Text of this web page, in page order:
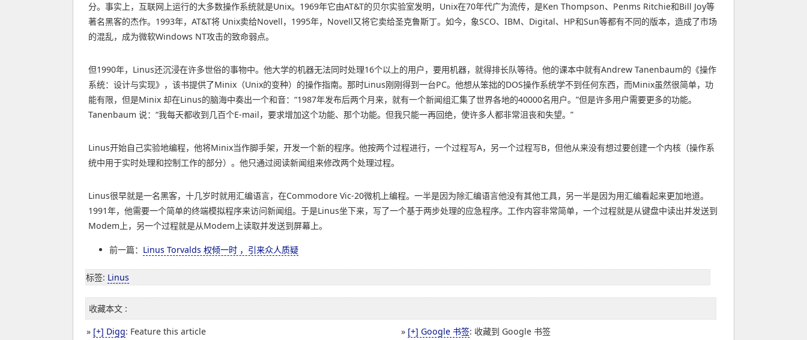
分。事实上，互联网上运行的大多数操作系统就是Unix。1969年它由AT&T的贝尔实验室发明，Unix在70年代广为流传，是Ken Thompson、Penms Ritchie和Bill Joy等
著名黑客的杰作。1993年，AT&T将 Unix卖给Novell，1995年，Novell又将它卖给圣克鲁斯丁。如今，象SCO、IBM、Digital、HP和Sun等都有不同的版本，造成了市场
的混乱，成为微软Windows NT攻击的致命弱点。
但1990年，Linus还沉浸在许多世俗的事物中。他大学的机器无法同时处理16个以上的用户，要用机器，就得排长队等待。他的课本中就有Andrew Tanenbaum的《操作
系统：设计与实现》，该书提供了Minix（Unix的变种）的操作指南。那时Linus刚刚得到一台PC。他想从笨拙的DOS操作系统学不到任何东西，而Minix虽然很简单，功
能有限，但是Minix 却在Linus的脑海中奏出一个和音：“1987年发布后两个月来，就有一个新闻组汇集了世界各地的40000名用户。”但是许多用户需要更多的功能。
Tanenbaum 说：“我每天都收到几百个E-mail，要求增加这个功能、那个功能。但我只能一再回绝，使许多人都非常沮丧和失望。”
Linus开始自己实验地编程，他将Minix当作脚手架，开发一个新的程序。他按两个过程进行，一个过程写A，另一个过程写B，但他从来没有想过要创建一个内核（操作系
统中用于实时处理和控制工作的部分）。他只通过阅读新闻组来修改两个处理过程。
Linus很早就是一名黑客，十几岁时就用汇编语言，在Commodore Vic-20微机上编程。一半是因为除汇编语言他没有其他工具，另一半是因为用汇编看起来更加地道。
1991年，他需要一个简单的终端模拟程序来访问新闻组。于是Linus坐下来，写了一个基于两步处理的应急程序。工作内容非常简单，一个过程就是从键盘中读出并发送到
Modem上，另一个过程就是从Modem上读取并发送到屏幕上。
前一篇： Linus Torvalds 权倾一时 ，引来众人质疑
标签: Linus
收藏本文 :
» [+] Digg: Feature this article
» [+] Google 书签: 收藏到 Google 书签